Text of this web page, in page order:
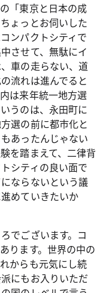
「東京と日本の成
ょっとお伺いした
ンパクトシティで
させて、無駄にイ
車の走らない、道
流れは進んでると
は来年統一地方選
うのは、永田町に
選の前に都市化と
あったんじゃない
を踏まえて、二律背
シティの良い面で
ならないという議
めていきたいか
でございます。コ
ります。世界の中の
からも元気にし続
にもお入りいただ